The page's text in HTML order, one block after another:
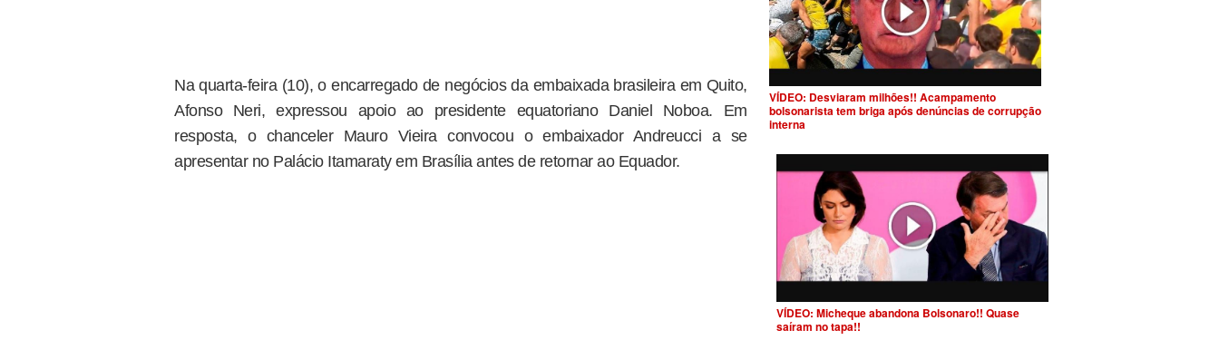
Na quarta-feira (10), o encarregado de negócios da embaixada brasileira em Quito,
Afonso Neri, expressou apoio ao presidente equatoriano Daniel Noboa. Em
resposta, o chanceler Mauro Vieira convocou o embaixador Andreucci a se
apresentar no Palácio Itamaraty em Brasília antes de retornar ao Equador.
VÍDEO: Desviaram milhões!! Acampamento
bolsonarista tem briga após denúncias de corrupção
interna
VÍDEO: Micheque abandona Bolsonaro!! Quase
saíram no tapa!!